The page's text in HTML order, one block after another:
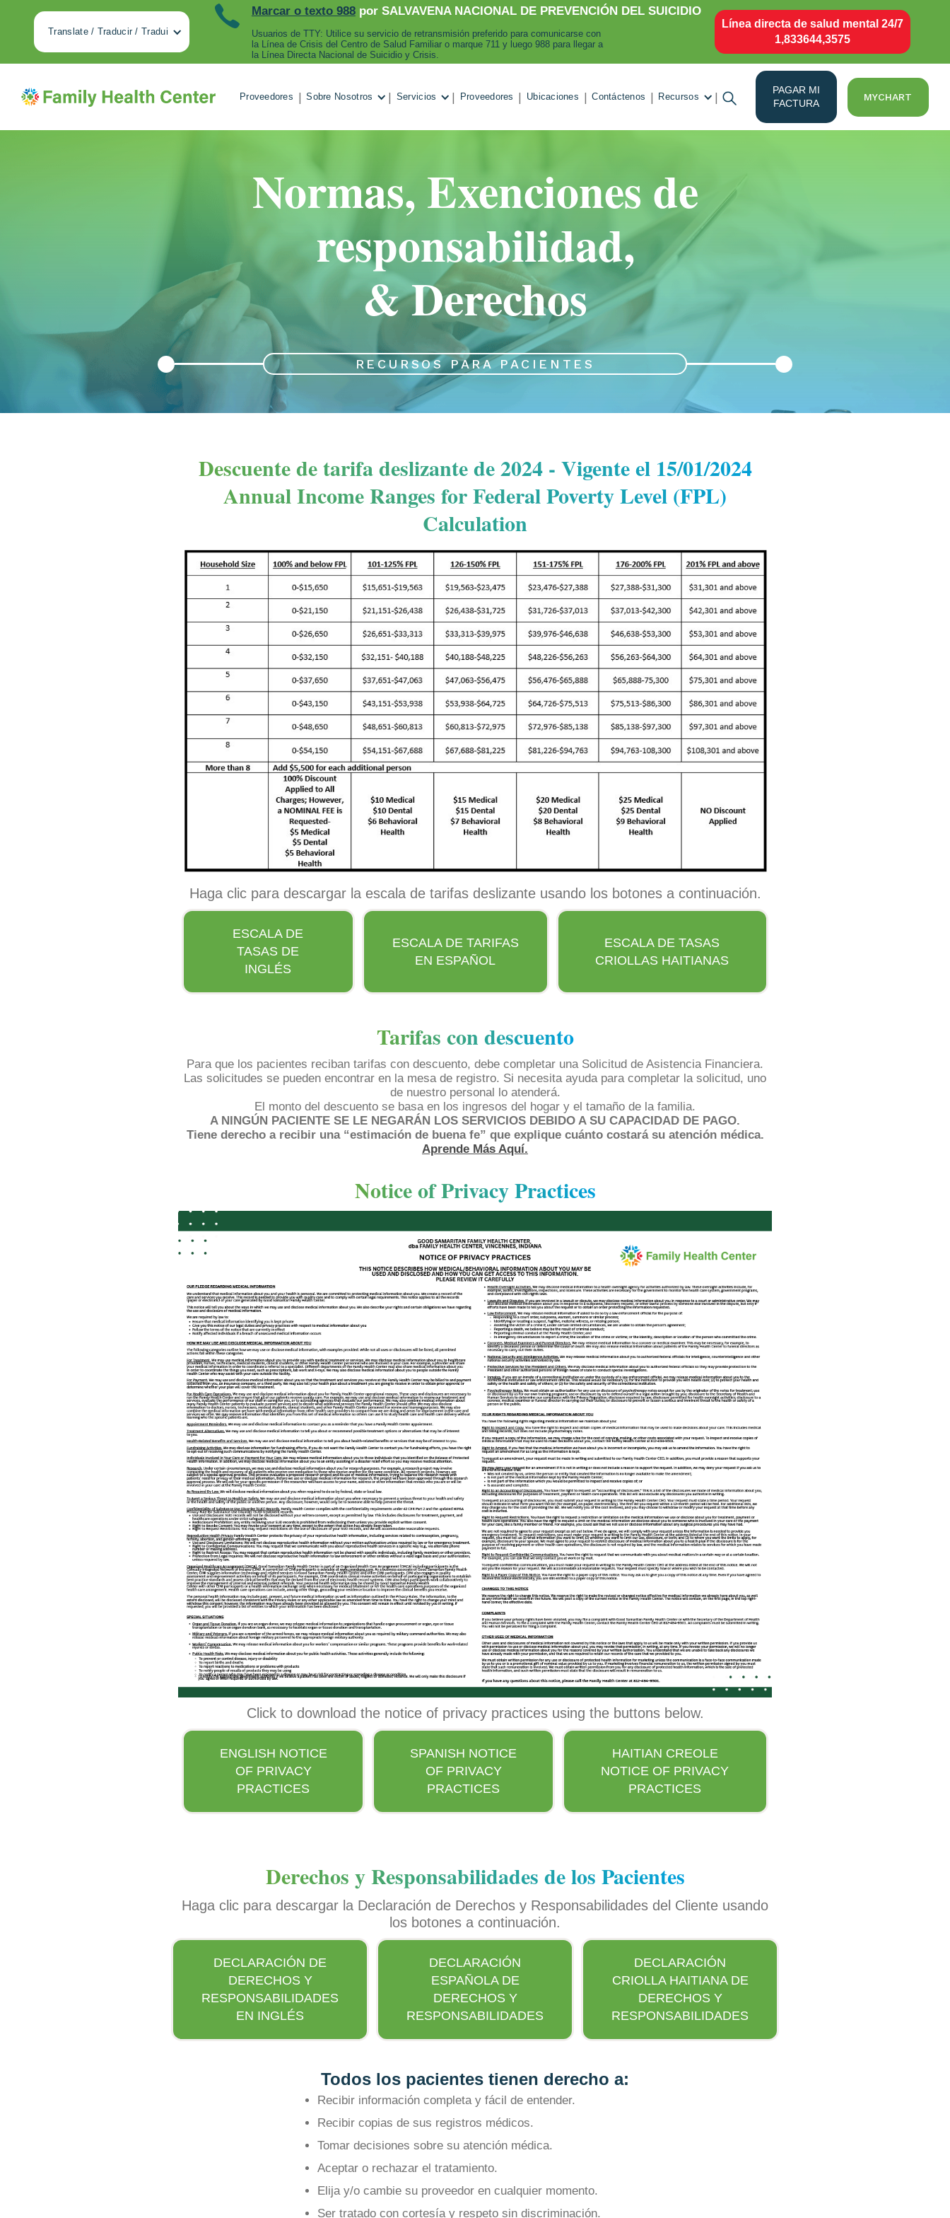
Translate / Traducir / Tradui
Marcar o texto 988por SALVAVENA NACIONAL DE PREVENCIÓN DEL SUICIDIO
Usuarios de TTY: Utilice su servicio de retransmisión preferido para comunicarse con
la Línea de Crisis del Centro de Salud Familiar o marque 711 y luego 988 para llegar a
la Línea Directa Nacional de Suicidio y Crisis.
Línea directa de salud mental 24/7
1,833644,3575
Proveedores | Sobre Nosotros | Servicios | Proveedores | Ubicaciones | Contáctenos | Recursos |
PAGAR MI
FACTURA
MYCHART
Normas, Exenciones de
responsabilidad,
& Derechos
RECURSOS PARA PACIENTES
Descuente de tarifa deslizante de 2024 - Vigente el 15/01/2024
Annual Income Ranges for Federal Poverty Level (FPL)
Calculation
Haga clic para descargar la escala de tarifas deslizante usando los botones a continuación.
ESCALA DE
TASAS DE
INGLÉS
ESCALA DE TARIFAS
EN ESPAÑOL
ESCALA DE TASAS
CRIOLLAS HAITIANAS
Tarifas con descuento
Para que los pacientes reciban tarifas con descuento, debe completar una Solicitud de Asistencia Financiera.
Las solicitudes se pueden encontrar en la mesa de registro. Si necesita ayuda para completar la solicitud, uno
de nuestro personal lo atenderá.
El monto del descuento se basa en los ingresos del hogar y el tamaño de la familia.
A NINGÚN PACIENTE SE LE NEGARÁN LOS SERVICIOS DEBIDO A SU CAPACIDAD DE PAGO.
Tiene derecho a recibir una “estimación de buena fe” que explique cuánto costará su atención médica.
Aprende Más Aquí.
Notice of Privacy Practices
Click to download the notice of privacy practices using the buttons below.
ENGLISH NOTICE
OF PRIVACY
PRACTICES
SPANISH NOTICE
OF PRIVACY
PRACTICES
HAITIAN CREOLE
NOTICE OF PRIVACY
PRACTICES
Derechos y Responsabilidades de los Pacientes
Haga clic para descargar la Declaración de Derechos y Responsabilidades del Cliente usando
los botones a continuación.
DECLARACIÓN DE
DERECHOS Y
RESPONSABILIDADES
EN INGLÉS
DECLARACIÓN
ESPAÑOLA DE
DERECHOS Y
RESPONSABILIDADES
DECLARACIÓN
CRIOLLA HAITIANA DE
DERECHOS Y
RESPONSABILIDADES
Todos los pacientes tienen derecho a:
Recibir información completa y fácil de entender.
Recibir copias de sus registros médicos.
Tomar decisiones sobre su atención médica.
Aceptar o rechazar el tratamiento.
Elija y/o cambie su proveedor en cualquier momento.
Ser tratado con cortesía y respeto sin discriminación.